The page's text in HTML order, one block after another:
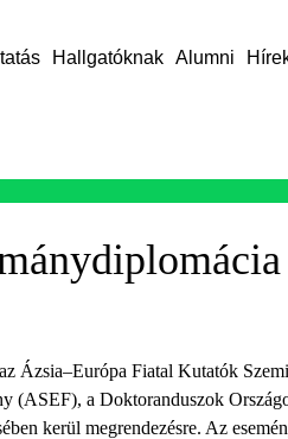
Hallgatóknak Alumni
Ázsia–Európa Fiatal Kutatók
a Doktoranduszok
kerül megrendezésre. Az